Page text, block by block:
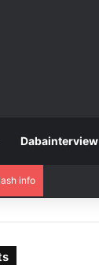
Dabainterview
info